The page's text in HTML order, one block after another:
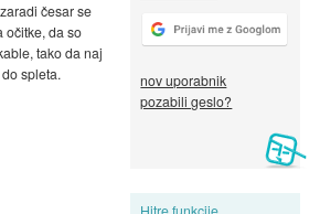
nov uporabnik
pozabili geslo?
česar se
očitke, da so
tako da naj
spleta.